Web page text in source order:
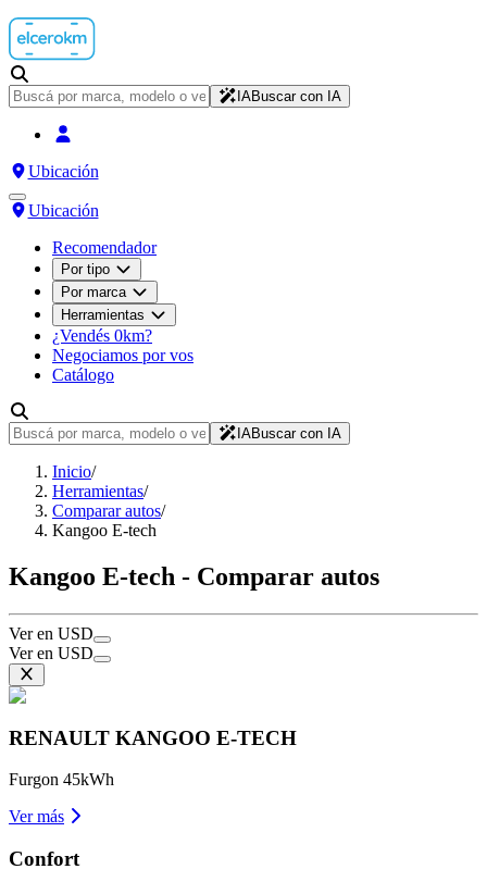
IABuscar con IA
Ubicación
Ubicación
Recomendador
Por tipo
Por marca
Herramientas
¿Vendés 0km?
Negociamos por vos
Catálogo
IABuscar con IA
Inicio/
Herramientas/
Comparar autos/
Kangoo E-tech
Kangoo E-tech - Comparar autos
Ver en USD
Ver en USD
RENAULT KANGOO E-TECH
Furgon 45kWh
Ver más
Confort